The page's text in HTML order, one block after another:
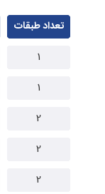
تعداد طبقات
1
1
2
2
2